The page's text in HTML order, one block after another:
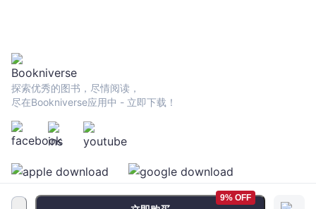
9% OFF
探索优秀的图书，尽情阅读，
尽在Bookniverse应用中 - 立即下载！